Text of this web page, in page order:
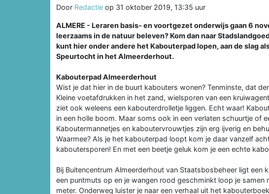
Door Redactie op 31 oktober 2019, 13:35 uur
ALMERE - Leraren basis- en voortgezet onderwijs gaan 6
leerzaams in de natuur beleven? Kom dan naar
kunt hier onder andere het Kabouterpad lopen, aan de slag
Speurtocht in het Almeerderhout.
Kabouterpad Almeerderhout
Wist je dat hier in de buurt kabouters wonen? Tenminste, dat
Kleine voetafdrukken in het zand, wielsporen van een
ziet ook weleens een kabouterdrolletje liggen. Echt waar!
in een holle boom. Maar soms ook in een verlaten schuurtje of
Kaboutermannetjes en kaboutervrouwtjes zijn erg ijverig en
Waarmee? Als je het kabouterpad loopt kom je daar vanzelf
kaboutersporen! En met een beetje geluk kom je een echte
Bij Buitencentrum Almeerderhout van Staatsbosbeheer ligt een
een puntmuts op en je wangen rood geschminkt loop je
meter. Onderweg luister je naar een verhaal uit het